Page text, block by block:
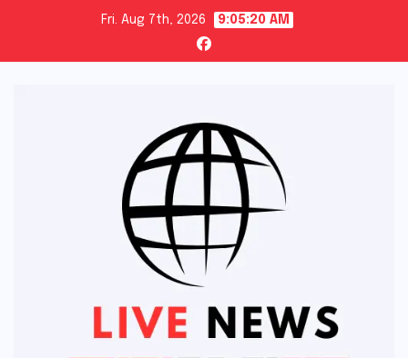
content
Fri. Aug 7th, 2026 9:05:22 AM